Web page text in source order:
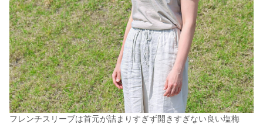
フレンチスリーブは首元が詰まりすぎず開きすぎない良い塩梅